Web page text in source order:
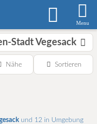
Menu
Stadt Vegesack
Nähe Sortieren
und 12 in Umgebung